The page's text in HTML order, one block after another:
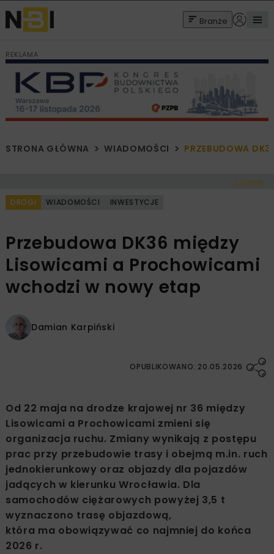
Branże
REKLAMA
STRONA GŁÓWNA WIADOMOŚCI PRZEBUDOWA
< Cofnij
DROGI WIADOMOŚCI INWESTYCJE
Przebudowa DK36 między
Lisowicami a Prochowicami
wchodzi w nowy etap
Damian Karpiński
OPUBLIKOWANO: 20.05.2026
Od 22 maja na drodze krajowej nr 36 między
Lisowicami a Prochowicami zmieni się
organizacja ruchu. Zmiany wynikają z postępu
prac przy przebudowie trasy i obejmą m.in. ruch
jednokierunkowy oraz objazdy dla pojazdów
jadących w kierunku Wrocławia. Dla
samochodów ciężarowych powyżej 3,5 t
wyznaczono trasę objazdową,
która ma obowiązywać co najmniej do końca
2026 r.